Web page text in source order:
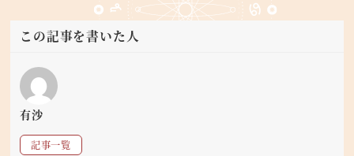
この記事を書いた人
有沙
記事一覧